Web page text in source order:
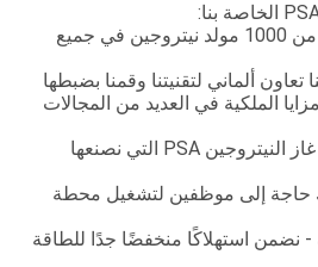
· الخبرة - قمنا بتوريد أكثر من 1000 مولد نيتروجين في جميع
تعاون ألماني لتقنيتنا وقمنا بضبطها
الملكية في العديد من المجالات
· التشغيل الآلي - محطات غاز النيتروجين PSA التي نصنعها
حاجة إلى موظفين لتشغيل محطة
نضمن استهلاكًا منخفضًا جدًا للطاقة